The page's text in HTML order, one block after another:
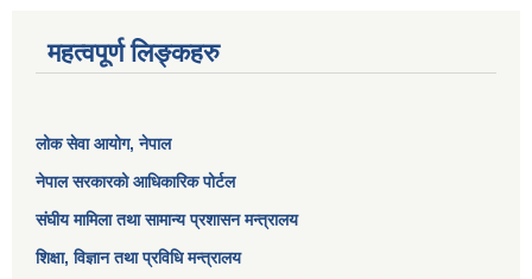
महत्वपूर्ण लिङ्कहरु
लोक सेवा आयोग, नेपाल
नेपाल सरकारको आधिकारिक पोर्टल
संघीय मामिला तथा सामान्य प्रशासन मन्त्रालय
शिक्षा, विज्ञान तथा प्रविधि मन्त्रालय